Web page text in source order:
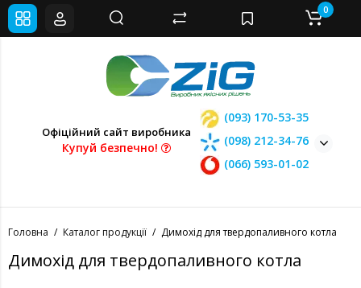
Офіційний сайт виробника
Купуй безпечно!
(093) 170-53-35
(098) 212-34-76
(066) 593-01-02
0
Головна Каталог продукції Димохід для твердопаливного котла
Димохід для твердопаливного котла